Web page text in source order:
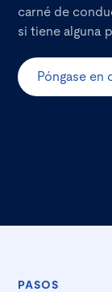
carné de
si tiene alguna
Póngase
PASOS